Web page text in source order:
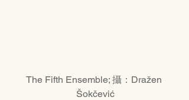
The Fifth Ensemble; 攝：Dražen
Šokčević